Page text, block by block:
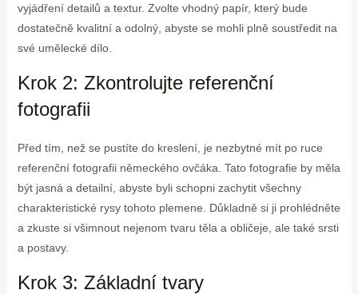
vyjádření detailů a textur. Zvolte vhodný papír, který bude
dostatečně kvalitní a odolný, abyste se mohli plně soustředit na
své umělecké dílo.
Krok 2: Zkontrolujte referenční
fotografii
Před tím, než se pustíte do kreslení, je nezbytné mít po ruce
referenční fotografii německého ovčáka. Tato fotografie by měla
být jasná a detailní, abyste byli schopni zachytit všechny
charakteristické rysy tohoto plemene. Důkladně si ji prohlédněte
a zkuste si všimnout nejenom tvaru těla a obličeje, ale také srsti
a postavy.
Krok 3: Základní tvary